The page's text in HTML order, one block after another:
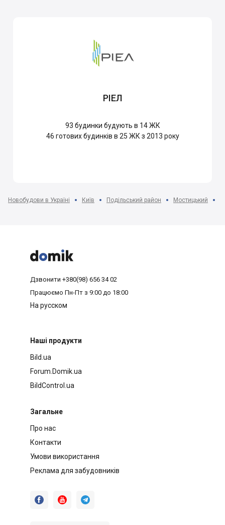
РІЕЛ
93 будинки будують в 14 ЖК
46 готових будинків в 25 ЖК з 2013 року
Новобудови в Україні Київ Подільський район Мостицький



Дзвонити +380(98) 656 34 02
Працюємо Пн-Пт з 9:00 до 18:00
На русском
Наші продукти
Bild.ua
Forum.Domik.ua
BildControl.ua
Загальне
Про нас
Контакти
Умови використання
Реклама для забудовників
  